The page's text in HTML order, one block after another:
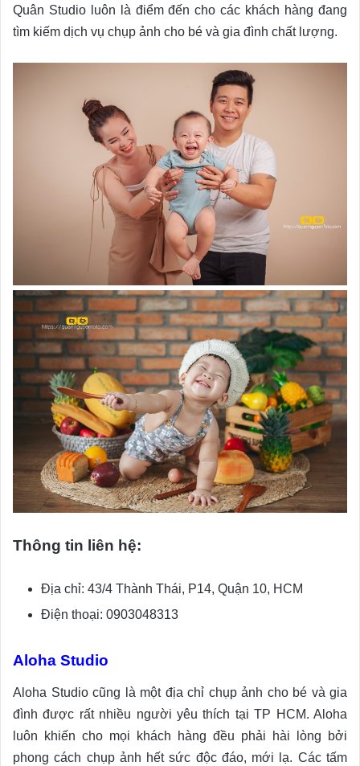
Quân Studio luôn là điểm đến cho các khách hàng đang
tìm kiếm dịch vụ chụp ảnh cho bé và gia đình chất lượng.
Thông tin liên hệ:
Địa chỉ: 43/4 Thành Thái, P14, Quận 10, HCM
Điện thoại: 0903048313
Aloha Studio
Aloha Studio cũng là một địa chỉ chụp ảnh cho bé và gia
đình được rất nhiều người yêu thích tại TP HCM. Aloha
luôn khiến cho mọi khách hàng đều phải hài lòng bởi
phong cách chụp ảnh hết sức độc đáo, mới lạ. Các tấm